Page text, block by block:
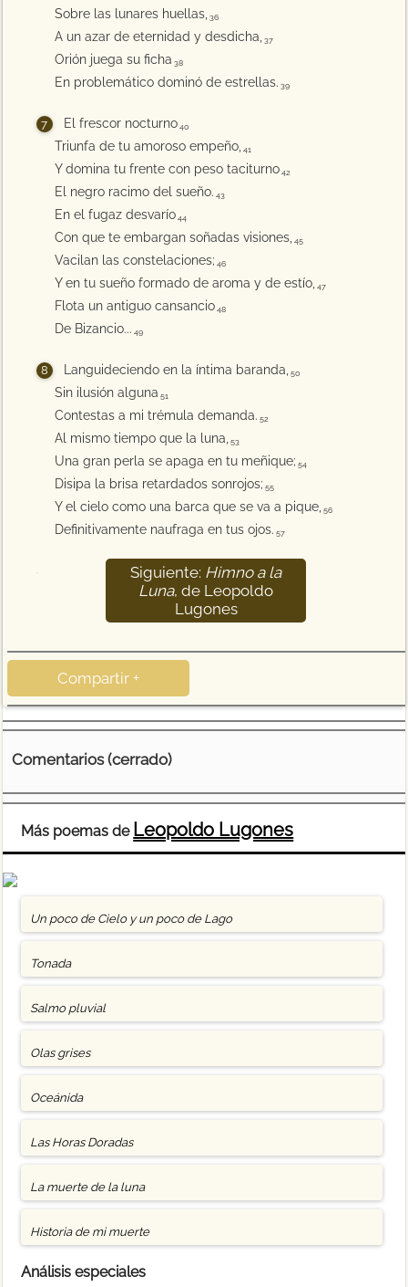
Sobre las lunares huellas, 36
A un azar de eternidad y desdicha, 37
Orión juega su ficha 38
En problemático dominó de estrellas. 39
El frescor nocturno 40
Triunfa de tu amoroso empeño, 41
Y domina tu frente con peso taciturno 42
El negro racimo del sueño. 43
En el fugaz desvarío 44
Con que te embargan soñadas visiones, 45
Vacilan las constelaciones; 46
Y en tu sueño formado de aroma y de estío, 47
Flota un antiguo cansancio 48
De Bizancio... 49
Languideciendo en la íntima baranda, 50
Sin ilusión alguna 51
Contestas a mi trémula demanda. 52
Al mismo tiempo que la luna, 53
Una gran perla se apaga en tu meñique; 54
Disipa la brisa retardados sonrojos; 55
Y el cielo como una barca que se va a pique, 56
Definitivamente naufraga en tus ojos. 57
Siguiente: Himno a la
Luna, de Leopoldo
Lugones
Compartir +
Comentarios (cerrado)
Más poemas de Leopoldo Lugones
Un poco de Cielo y un poco de Lago
Tonada
Salmo pluvial
Olas grises
Oceánida
Las Horas Doradas
La muerte de la luna
Historia de mi muerte
Análisis especiales